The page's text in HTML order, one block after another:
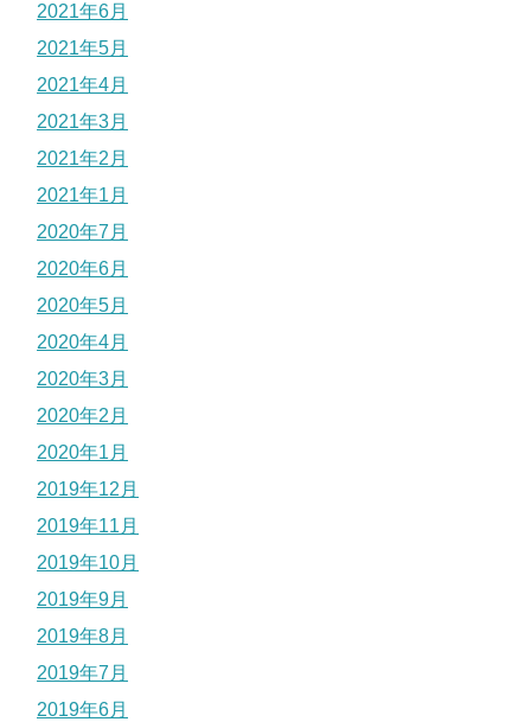
2021年6月
2021年5月
2021年4月
2021年3月
2021年2月
2021年1月
2020年7月
2020年6月
2020年5月
2020年4月
2020年3月
2020年2月
2020年1月
2019年12月
2019年11月
2019年10月
2019年9月
2019年8月
2019年7月
2019年6月